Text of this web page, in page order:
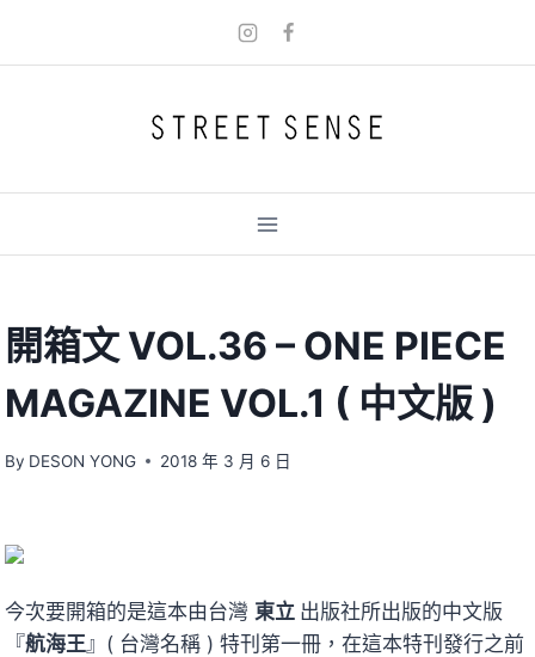
開箱文 VOL.36 – ONE PIECE
MAGAZINE VOL.1 ( 中文版 )
By DESON YONG 2018 年 3 月 6 日
今次要開箱的是這本由台灣 東立 出版社所出版的中文版
『航海王 』( 台灣名稱 ) 特刊第一冊，在這本特刊發行之前